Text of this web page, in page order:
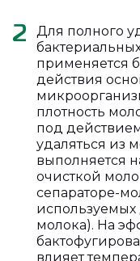
2
Для полного
применяется
действия
плотность
под
удаляться из
выполняется
очисткой
сепараторе-
молока). На
влияет